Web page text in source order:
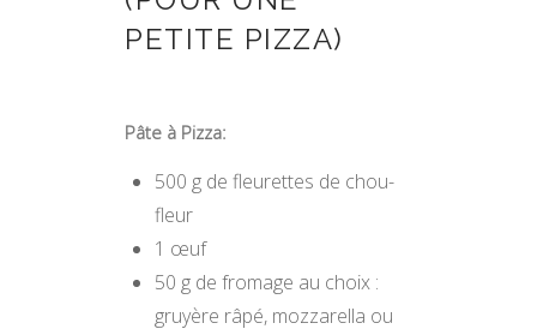
PETITE PIZZA)
Pâte à Pizza:
500 g de fleurettes de chou-
fleur
1 œuf
50 g de fromage au choix :
gruyère râpé, mozzarella ou